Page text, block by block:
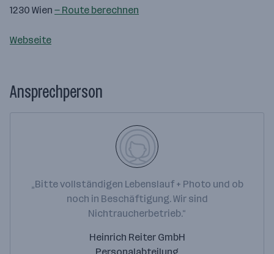
1230 Wien — Route berechnen
Webseite
Ansprechperson
„Bitte vollständigen Lebenslauf + Photo und ob
noch in Beschäftigung. Wir sind
Nichtraucherbetrieb.“
Heinrich Reiter GmbH